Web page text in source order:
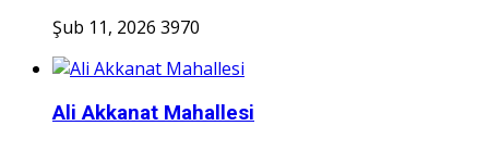
Şub 11, 2026 3970
Ali Akkanat Mahallesi